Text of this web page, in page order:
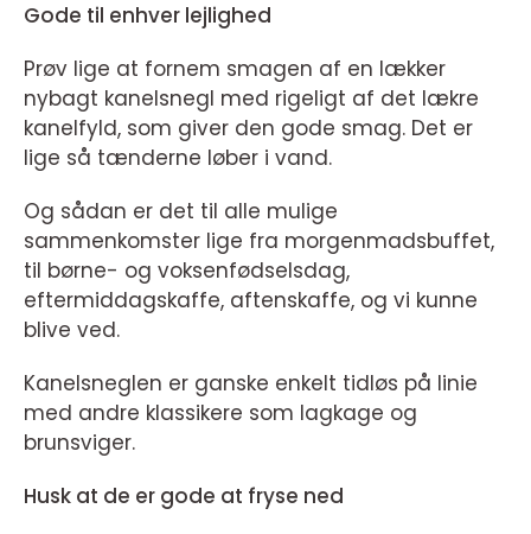
Gode til enhver lejlighed
Prøv lige at fornem smagen af en lækker
nybagt kanelsnegl med rigeligt af det lækre
kanelfyld, som giver den gode smag. Det er
lige så tænderne løber i vand.
Og sådan er det til alle mulige
sammenkomster lige fra morgenmadsbuffet,
til børne- og voksenfødselsdag,
eftermiddagskaffe, aftenskaffe, og vi kunne
blive ved.
Kanelsneglen er ganske enkelt tidløs på linie
med andre klassikere som lagkage og
brunsviger.
Husk at de er gode at fryse ned